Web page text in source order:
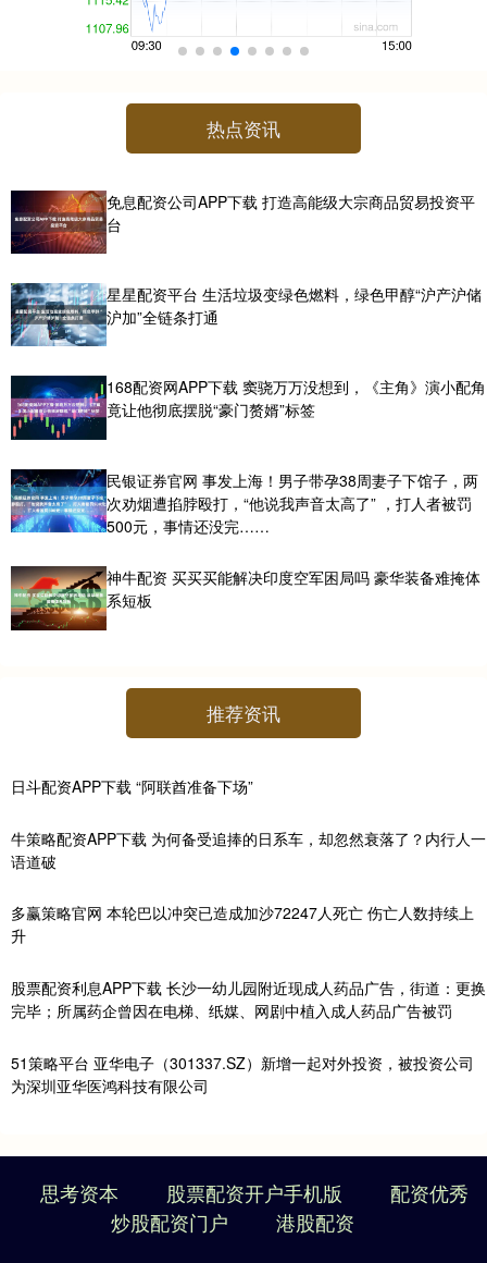
热点资讯
免息配资公司APP下载 打造高能级大宗商品贸易投资平
台
星星配资平台 生活垃圾变绿色燃料，绿色甲醇“沪产沪储
沪加”全链条打通
168配资网APP下载 窦骁万万没想到，《主角》演小配角
竟让他彻底摆脱“豪门赘婿”标签
民银证券官网 事发上海！男子带孕38周妻子下馆子，两
次劝烟遭掐脖殴打，“他说我声音太高了” ，打人者被罚
500元，事情还没完……
神牛配资 买买买能解决印度空军困局吗 豪华装备难掩体
系短板
推荐资讯
日斗配资APP下载 “阿联酋准备下场”
牛策略配资APP下载 为何备受追捧的日系车，却忽然衰落了？内行人一
语道破
多赢策略官网 本轮巴以冲突已造成加沙72247人死亡 伤亡人数持续上
升
股票配资利息APP下载 长沙一幼儿园附近现成人药品广告，街道：更换
完毕；所属药企曾因在电梯、纸媒、网剧中植入成人药品广告被罚
51策略平台 亚华电子（301337.SZ）新增一起对外投资，被投资公司
为深圳亚华医鸿科技有限公司
思考资本 股票配资开户手机版
配资优秀
炒股配资门户
港股配资